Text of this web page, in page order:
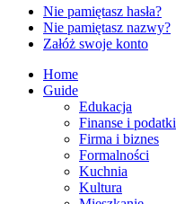
Nie pamiętasz hasła?
Nie pamiętasz nazwy?
Załóż swoje konto
Home
Guide
Edukacja
Finanse i podatki
Firma i biznes
Formalności
Kuchnia
Kultura